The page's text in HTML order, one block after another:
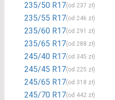
235/50 R17(od 237 zł)
235/55 R17(od 246 zł)
235/60 R17(od 291 zł)
235/65 R17(od 288 zł)
245/40 R17(od 345 zł)
245/45 R17(od 225 zł)
245/65 R17(od 318 zł)
245/70 R17(od 442 zł)